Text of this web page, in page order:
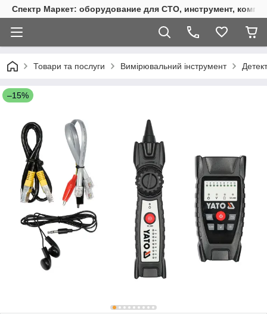
Спектр Маркет: оборудование для СТО, инструмент,
Товари та послуги Вимірювальний інструмент
–15%